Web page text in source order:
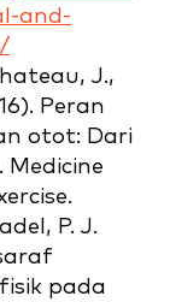
and-
J.,
Peran
otot: Dari
P. J.
pada